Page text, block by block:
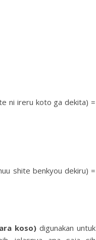
ni ireru koto ga dekita) =
shite benkyou dekiru) =
koso) digunakan untuk